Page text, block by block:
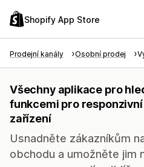
Shopify App Store
Prodejní kanály Osobní prodej
Všechny aplikace pro
funkcemi pro
zařízení
Usnadněte zákazníkům
obchodu a umožněte jim